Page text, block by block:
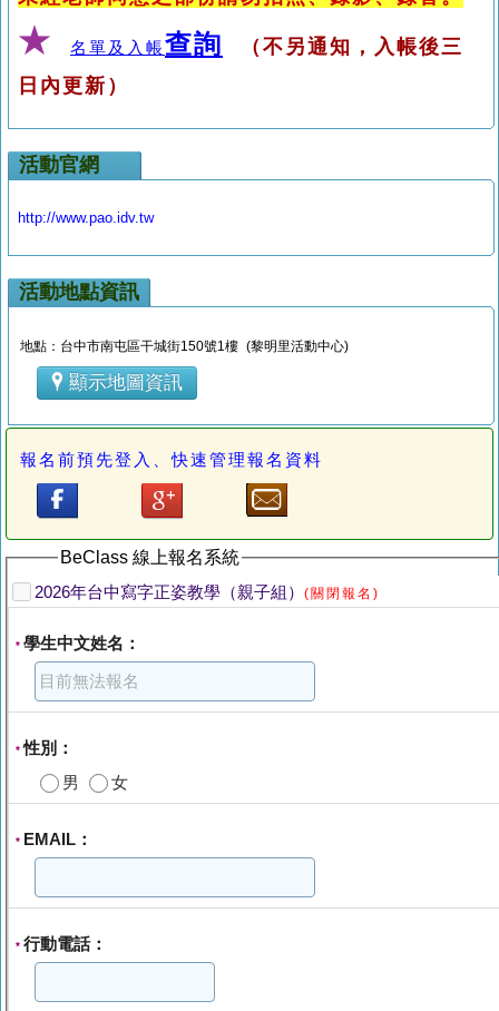
★ 名單及入帳查詢
（不另通知，入帳後三
日內更新）
活動官網
http://www.pao.idv.tw
活動地點資訊
地點：台中市南屯區干城街150號1樓 (黎明里活動中心)
顯示地圖資訊
報名前預先登入、快速管理報名資料
BeClass 線上報名系統
2026年台中寫字正姿教學（親子組） (關閉報名)
* 學生中文姓名：
*性別：
男
女
* EMAIL：
* 行動電話：